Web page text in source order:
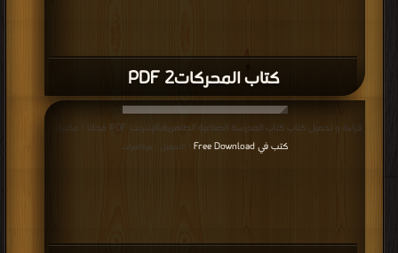
كتاب المحركات2 PDF
قراءة و تحميل كتاب كتاب المدرسة الصناعية الظاهريةبالإنترنت PDF مجانا | مكتبة >
كتب في Free Download
| التحميل : مرة/مرات